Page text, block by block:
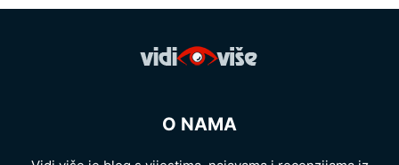
O NAMA